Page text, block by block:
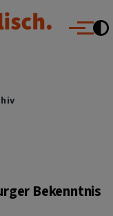
Menü
Bekenntnis